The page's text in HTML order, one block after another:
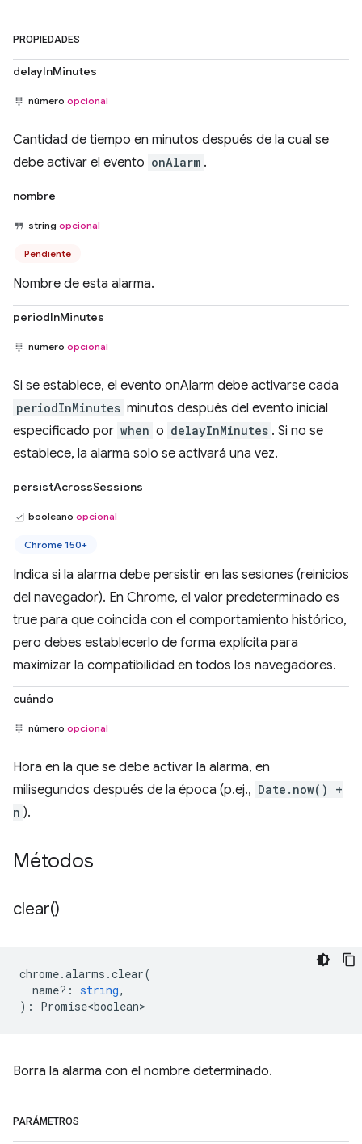
PROPIEDADES
delayInMinutes
número opcional
Cantidad de tiempo en minutos después de la cual se
debe activar el evento onAlarm .
nombre
string opcional
Pendiente
Nombre de esta alarma.
periodInMinutes
número opcional
Si se establece, el evento onAlarm debe activarse cada
periodInMinutes minutos después del evento inicial
especificado por when o delayInMinutes . Si no se
establece, la alarma solo se activará una vez.
persistAcrossSessions
booleano opcional
Chrome 150+
Indica si la alarma debe persistir en las sesiones (reinicios
del navegador). En Chrome, el valor predeterminado es
true para que coincida con el comportamiento histórico,
pero debes establecerlo de forma explícita para
maximizar la compatibilidad en todos los navegadores.
cuándo
número opcional
Hora en la que se debe activar la alarma, en
milisegundos después de la época (p.ej., Date.now() +
n ).
Métodos
clear()
chrome.alarms .clear(
name? : string,
) : Promise<boolean>
Borra la alarma con el nombre determinado.
PARÁMETROS